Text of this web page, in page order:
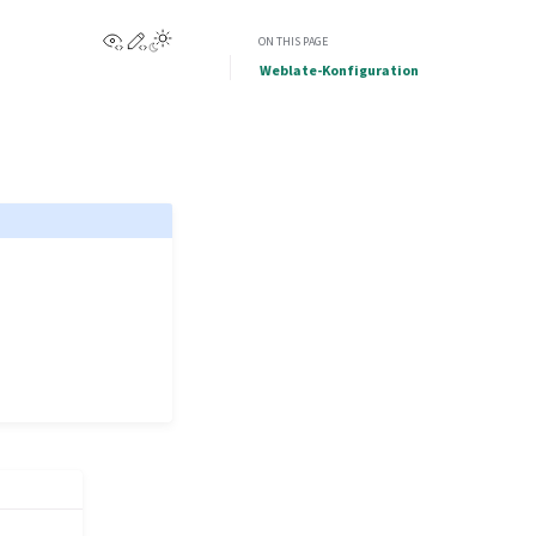
View this page
Edit this pageON THIS PAGE
Weblate-Konfiguration